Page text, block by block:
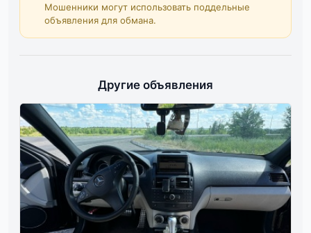
Мошенники могут использовать поддельные
объявления для обмана.
Другие объявления